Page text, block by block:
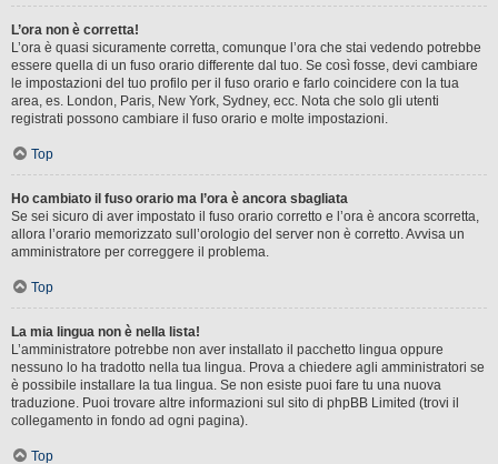
L’ora non è corretta!
L’ora è quasi sicuramente corretta, comunque l’ora che stai vedendo potrebbe
essere quella di un fuso orario differente dal tuo. Se così fosse, devi cambiare
le impostazioni del tuo profilo per il fuso orario e farlo coincidere con la tua
area, es. London, Paris, New York, Sydney, ecc. Nota che solo gli utenti
registrati possono cambiare il fuso orario e molte impostazioni.
Top
Ho cambiato il fuso orario ma l’ora è ancora sbagliata
Se sei sicuro di aver impostato il fuso orario corretto e l’ora è ancora scorretta,
allora l’orario memorizzato sull’orologio del server non è corretto. Avvisa un
amministratore per correggere il problema.
Top
La mia lingua non è nella lista!
L’amministratore potrebbe non aver installato il pacchetto lingua oppure
nessuno lo ha tradotto nella tua lingua. Prova a chiedere agli amministratori se
è possibile installare la tua lingua. Se non esiste puoi fare tu una nuova
traduzione. Puoi trovare altre informazioni sul sito di phpBB Limited (trovi il
collegamento in fondo ad ogni pagina).
Top